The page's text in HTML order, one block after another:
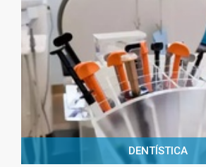
DENTÍSTICA